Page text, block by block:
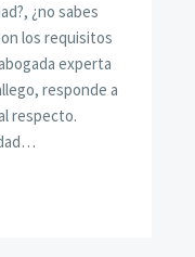
¿no sabes
los requisitos
experta
responde a
respecto.